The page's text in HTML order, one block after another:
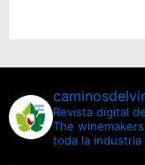
Revista digital
The
toda la industria